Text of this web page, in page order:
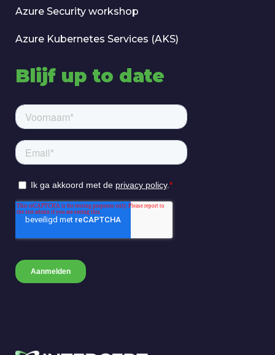
Azure Security workshop
Azure Kubernetes Services (AKS)
Blijf up to date